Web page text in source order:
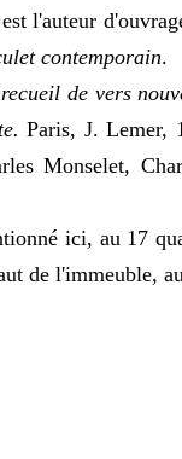
l'auteur
contemporain.
de vers
Paris, J. Lemer,
Monselet,
ici, au 17
de l'immeuble,